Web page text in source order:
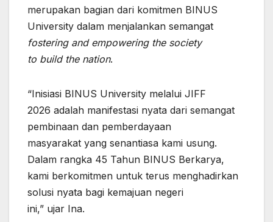
merupakan bagian dari komitmen BINUS
University dalam menjalankan semangat
fostering and empowering the society
to build the nation.
“Inisiasi BINUS University melalui JIFF
2026 adalah manifestasi nyata dari semangat
pembinaan dan pemberdayaan
masyarakat yang senantiasa kami usung.
Dalam rangka 45 Tahun BINUS Berkarya,
kami berkomitmen untuk terus menghadirkan
solusi nyata bagi kemajuan negeri
ini,” ujar Ina.